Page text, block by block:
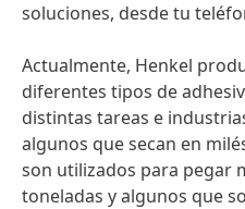
soluciones, desde tu
Actualmente, Henkel
diferentes tipos de
distintas tareas e
algunos que secan en
son utilizados para pegar
toneladas y algunos que